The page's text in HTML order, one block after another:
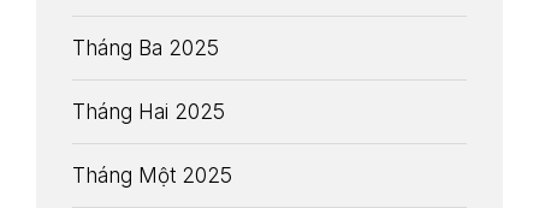
Tháng Ba 2025
Tháng Hai 2025
Tháng Một 2025